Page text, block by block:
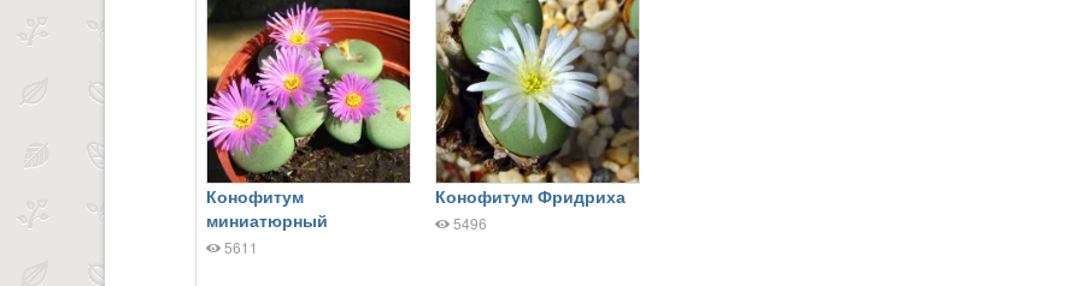
Конофитум
миниатюрный
5611
Конофитум Фридриха
5496